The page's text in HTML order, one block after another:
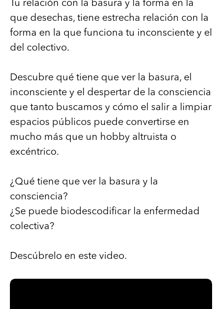
Tu relación con la basura y la forma en la
que desechas, tiene estrecha relación con la
forma en la que funciona tu inconsciente y el
del colectivo.
Descubre qué tiene que ver la basura, el
inconsciente y el despertar de la consciencia
que tanto buscamos y cómo el salir a limpiar
espacios públicos puede convertirse en
mucho más que un hobby altruista o
excéntrico.
¿Qué tiene que ver la basura y la
consciencia?
¿Se puede biodescodificar la enfermedad
colectiva?
Descúbrelo en este video.